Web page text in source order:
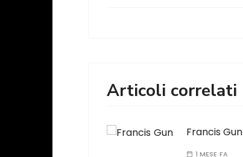
Articoli correlati
Francis Gun
1 MESE FA